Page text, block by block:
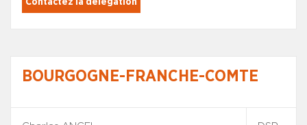
BOURGOGNE-FRANCHE-COMTE